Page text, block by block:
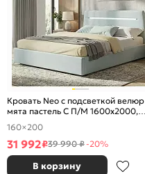
Кровать Neo с подсветкой велюр
мята пастель С П/М 1600x2000,
ортопедическое основание,
изголовье мягкое
160×200
31 992₽39 990 ₽-20%
В корзину